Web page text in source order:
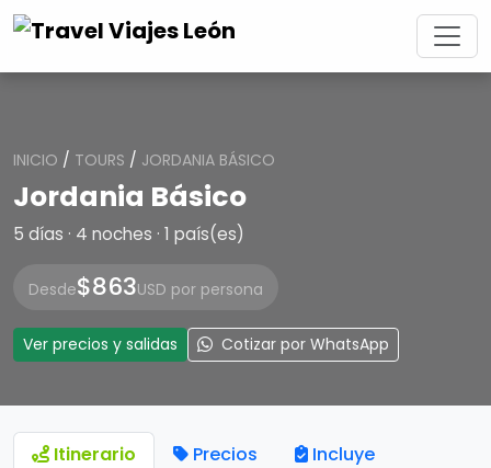
INICIO / TOURS / JORDANIA BÁSICO
Jordania Básico
5 días · 4 noches · 1 país(es)
Desde$863USD por persona
Ver precios y salidas Cotizar por WhatsApp
Itinerario Precios Incluye